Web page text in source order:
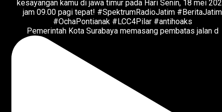
Pemerintah Kota Surabaya memasang pembatas jalan d